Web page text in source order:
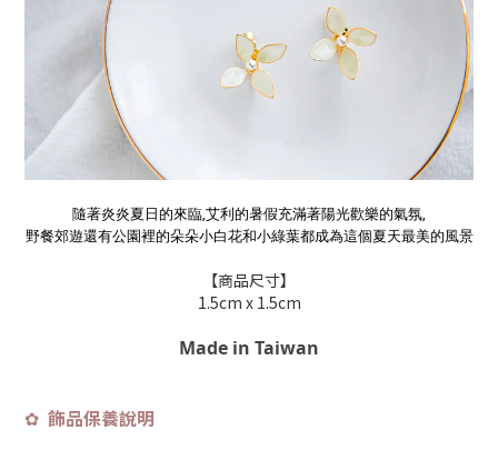
隨著炎炎夏日的來臨,艾利的暑假充滿著陽光歡樂的氣氛,
野餐郊遊還有公園裡的朵朵小白花和小綠葉都成為這個夏天最美的風景
【商品尺寸】
1.5cm x 1.5cm
Made in Taiwan
✿ 飾品保養說明